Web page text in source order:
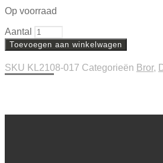
Op voorraad
Aantal
Toevoegen aan winkelwagen
SKU KL2108-017 Categorieën Bror,